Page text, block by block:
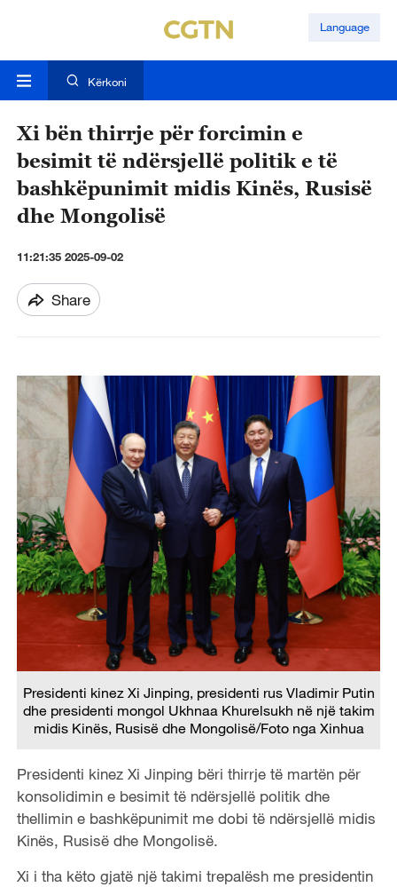
Language
Kërkoni
Xi bën thirrje për forcimin e
besimit të ndërsjellë politik e të
bashkëpunimit midis Kinës, Rusisë
dhe Mongolisë
11:21:35 2025-09-02
Share
Presidenti kinez Xi Jinping, presidenti rus Vladimir Putin
dhe presidenti mongol Ukhnaa Khurelsukh në një takim
midis Kinës, Rusisë dhe Mongolisë/Foto nga Xinhua
Presidenti kinez Xi Jinping bëri thirrje të martën për
konsolidimin e besimit të ndërsjellë politik dhe
thellimin e bashkëpunimit me dobi të ndërsjellë midis
Kinës, Rusisë dhe Mongolisë.
Xi i tha këto gjatë një takimi trepalësh me presidentin